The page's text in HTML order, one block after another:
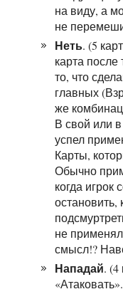
на виду, а
не
Неть. (5
карта
то, что
главных
же
В свой или
успел
Карты,
Обычно
когда игрок
остановить,
не
смысл!?
Нападай. (4